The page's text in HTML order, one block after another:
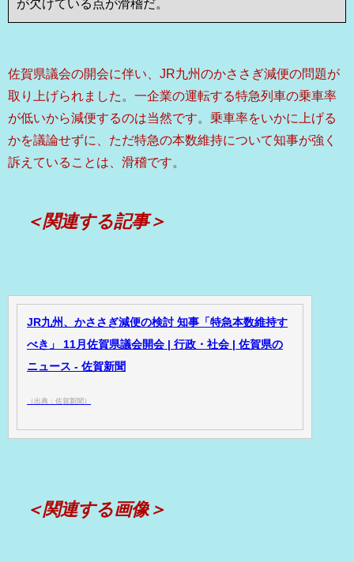
が欠けている点が滑稽だ。
佐賀県議会の開会に伴い、JR九州のかささぎ減便の問題が
取り上げられました。一企業の運転する特急列車の乗車率
が低いから減便するのは当然です。乗車率をいかに上げる
かを議論せずに、ただ特急の本数維持について知事が強く
訴えていることは、滑稽です。
＜関連する記事＞
JR九州、かささぎ減便の検討 知事「特急本数維持す
べき」 11月佐賀県議会開会 | 行政・社会 | 佐賀県の
ニュース - 佐賀新聞
（出典：佐賀新聞）
＜関連する画像＞